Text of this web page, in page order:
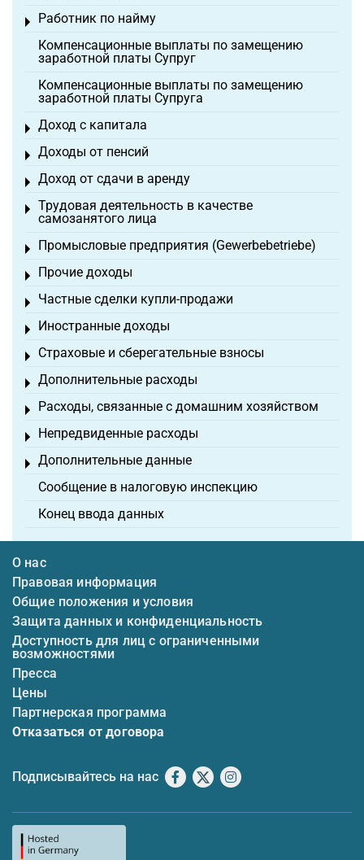
Работник по найму
Toggle menu
Компенсационные выплаты по замещению
заработной платы Супруг
Компенсационные выплаты по замещению
заработной платы Супруга
Доход с капитала
Toggle menu
Доходы от пенсий
Toggle menu
Доход от сдачи в аренду
Toggle menu
Трудовая деятельность в качестве
самозанятого лица
Toggle menu
Промысловые предприятия (Gewerbebetriebe)
Toggle menu
Прочие доходы
Toggle menu
Частные сделки купли-продажи
Toggle menu
Иностранные доходы
Toggle menu
Страховые и сберегательные взносы
Toggle menu
Дополнительные расходы
Toggle menu
Расходы, связанные с домашним хозяйством
Toggle menu
Непредвиденные расходы
Toggle menu
Дополнительные данные
Toggle menu
Сообщение в налоговую инспекцию
Конец ввода данных
О нас
Правовая информация
Общие положения и условия
Защита данных и конфиденциальность
Доступность для лиц с ограниченными
возможностями
Пресса
Цены
Партнерская программа
Отказаться от договора
Подписывайтесь на нас Facebook
X Instagram